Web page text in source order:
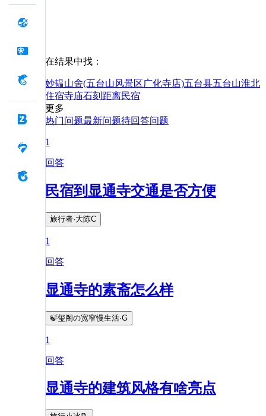
在结果中找：
妙韫山舍(五台山风景区广化寺店)五台县五台山淮北
住宿寺庙石刻 距离民宿
更多
热门问题最新问题待回答问题
1
回答
民宿到显通寺交通是否方便
旅行者·大陈C
1
回答
显通寺的素斋怎么样
🍃玺阁の宽窄慢生活·G
1
回答
显通寺的建筑风格有啥亮点